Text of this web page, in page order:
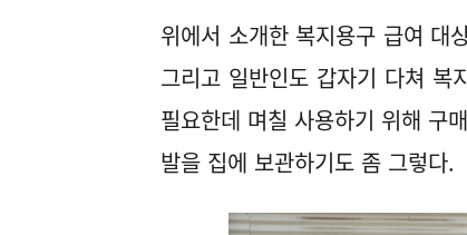
위에서 소개한 복지용구 급여 대
그리고 일반인도 갑자기 다쳐 복
필요한데 며칠 사용하기 위해 구
발을 집에 보관하기도 좀 그렇다.